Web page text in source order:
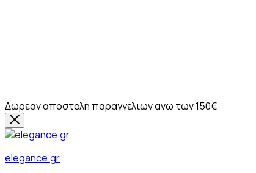
Δωρεαν αποστολη παραγγελιων ανω των 150€
elegance.gr